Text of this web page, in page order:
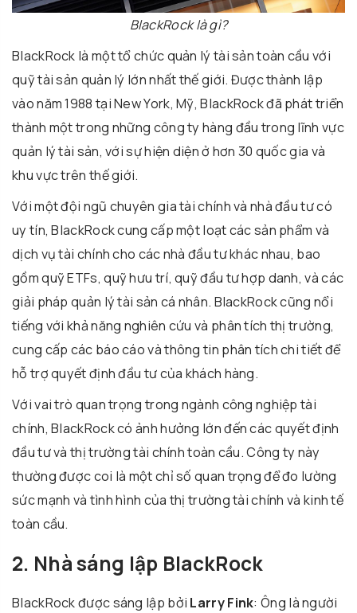
BlackRock là gì?
BlackRock là một tổ chức quản lý tài sản toàn cầu với
quỹ tài sản quản lý lớn nhất thế giới. Được thành lập
vào năm 1988 tại New York, Mỹ, BlackRock đã phát triển
thành một trong những công ty hàng đầu trong lĩnh vực
quản lý tài sản, với sự hiện diện ở hơn 30 quốc gia và
khu vực trên thế giới.
Với một đội ngũ chuyên gia tài chính và nhà đầu tư có
uy tín, BlackRock cung cấp một loạt các sản phẩm và
dịch vụ tài chính cho các nhà đầu tư khác nhau, bao
gồm quỹ ETFs, quỹ hưu trí, quỹ đầu tư hợp danh, và các
giải pháp quản lý tài sản cá nhân. BlackRock cũng nổi
tiếng với khả năng nghiên cứu và phân tích thị trường,
cung cấp các báo cáo và thông tin phân tích chi tiết để
hỗ trợ quyết định đầu tư của khách hàng.
Với vai trò quan trọng trong ngành công nghiệp tài
chính, BlackRock có ảnh hưởng lớn đến các quyết định
đầu tư và thị trường tài chính toàn cầu. Công ty này
thường được coi là một chỉ số quan trọng để đo lường
sức mạnh và tình hình của thị trường tài chính và kinh tế
toàn cầu.
2. Nhà sáng lập BlackRock
BlackRock được sáng lập bởi Larry Fink: Ông là người